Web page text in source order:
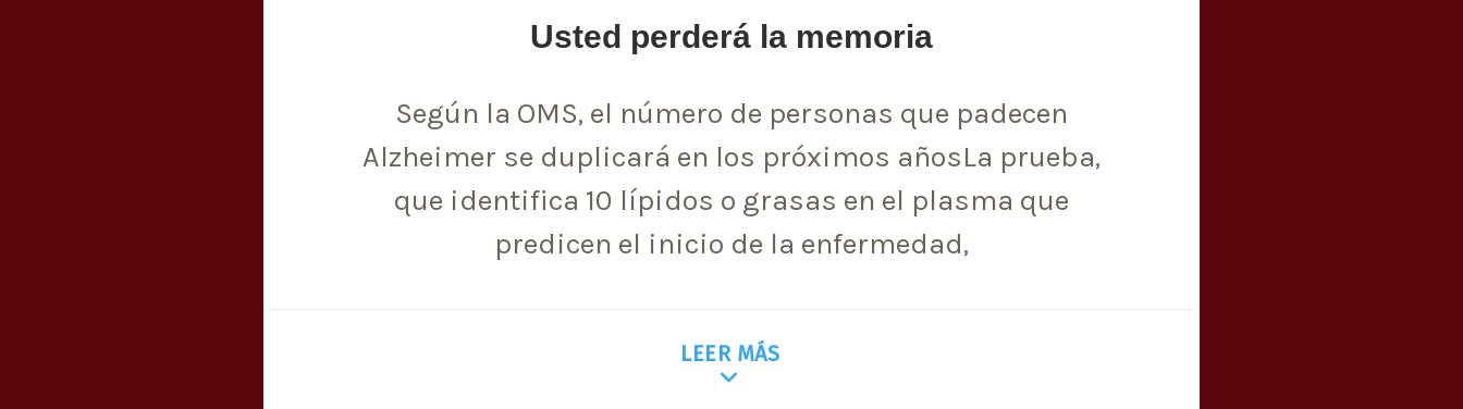
Usted perderá la memoria
Según la OMS, el número de personas que padecen
Alzheimer se duplicará en los próximos añosLa prueba,
que identifica 10 lípidos o grasas en el plasma que
predicen el inicio de la enfermedad,
LEER MÁS